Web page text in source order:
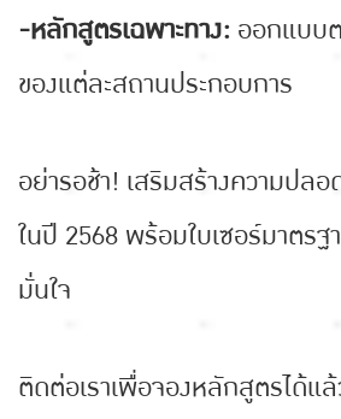
-หลักสูตรเฉพาะทาง: ออกแบบ
ของแต่ละสถานประกอบการ
อย่ารอช้า! เสริมสร้างความป
ในปี 2568 พร้อมใบเซอร์มาตร
มั่นใจ
ติดต่อเราเพื่อจองหลักสูตรได้แ